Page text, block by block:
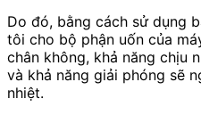
Do đó, bằng cách sử dụng
tôi cho bộ phận uốn của
chân không, khả năng chịu
và khả năng giải phóng sẽ
nhiệt.